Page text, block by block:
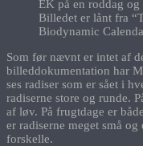
EK på en roddag
Billedet er lånt fra
Biodynamic
Som før nævnt er intet af
billeddokumentation har
ses radiser som er sået i
radiserne store og runde.
af løv. På frugtdage er
er radiserne meget små
forskelle.